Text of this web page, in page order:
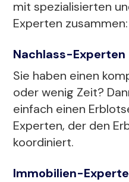
mit spezialisierten
Experten zusammen:
Nachlass-Experten
Sie haben einen
oder wenig Zeit?
einfach einen
Experten, der den
koordiniert.
Immobilien-